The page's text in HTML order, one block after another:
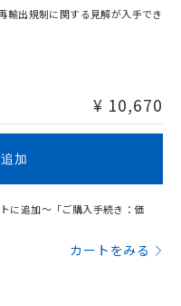
があります。
輸出規制に関する見解が入手でき
¥ 10,670
加
に追加～「ご購入手続き：価
カートをみる